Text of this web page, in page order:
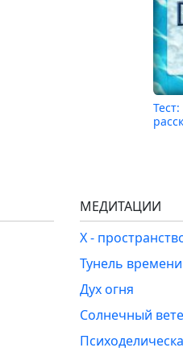
МЕДИТАЦИИ
Х -
Тунель времени
Дух огня
Солнечный